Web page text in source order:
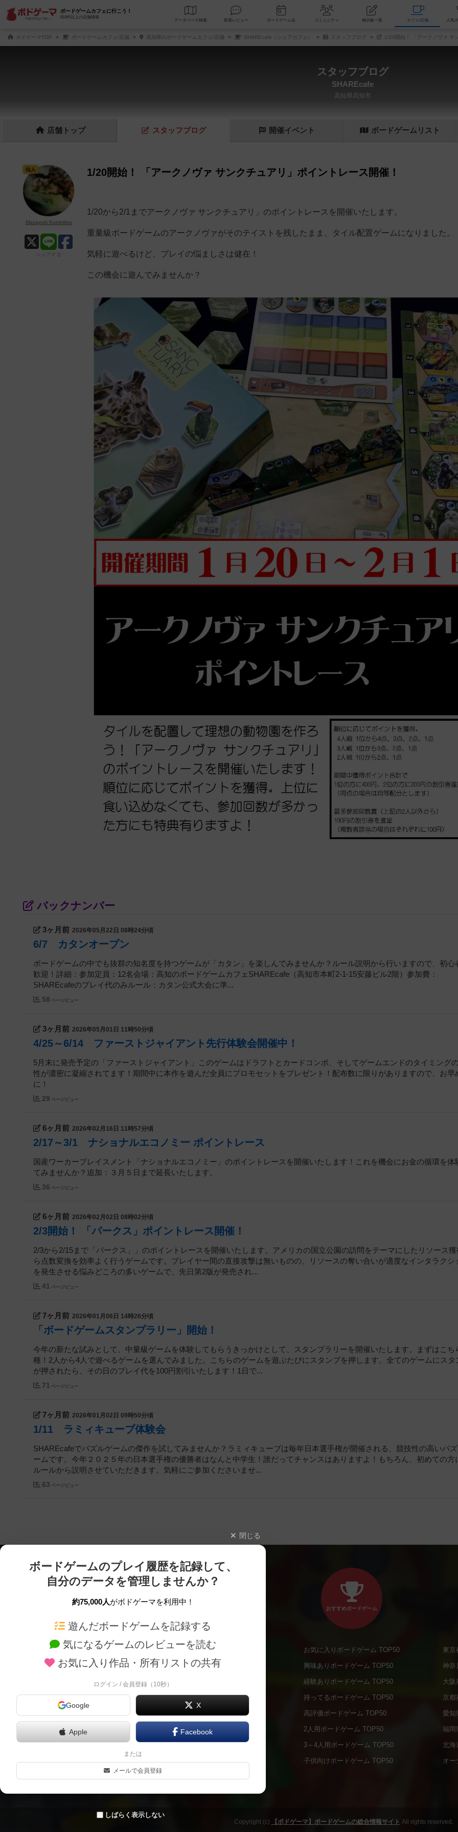
ボードゲームカフェに行こう！
610件以上の店舗情報
データベース 検索 新着レビュー ボードゲーム会 コミュニティ 掲示板一覧 カ
ボドゲーマTOP ボードゲームカフェ/店舗 高知県のボードゲームカフェ/店舗 SHAREcafe（シェアカフェ） スタッフブログ 1/20開始！ 「アークノヴァ サ
スタッフブログ
SHAREcafe
高知県高知市
店舗 トップ スタッフブログ 開催イベント ボードゲーム リスト
1/20開始！ 「アークノヴァ サンクチュアリ」ポイントレース開催！
1/20から2/1までアークノヴァ サンクチュアリ」のポイントレースを開催いたします。
重量級ボードゲームのアークノヴァがそのテイストを残したまま、タイル配置ゲームになりました。
気軽に遊べるけど、プレイの悩ましさは健在！
この機会に遊んでみませんか？
仙人
Masayuki Kunimitsu
シェアする
バックナンバー
3ヶ月前 2026年05月22日 08時24分頃
6/7 カタンオープン
ボードゲームの中でも抜群の知名度を持つゲームが「カタン」を楽しんでみませんか？ルール説明から行いますので、初心
歓迎！詳細：参加定員：12名会場：高知のボードゲームカフェSHAREcafe（高知市本町2-1-15安藤ビル2階）参加費：
SHAREcafeのプレイ代のみルール：カタン公式大会に準...
58 ページビュー
3ヶ月前 2026年05月01日 11時50分頃
4/25～6/14 ファーストジャイアント先行体験会開催中！
5月末に発売予定の「ファーストジャイアント」このゲームはドラフトとカードコンボ、そしてゲームエンドのタイミング
性が濃密に凝縮されてます！期間中に本作を遊んだ全員にプロモセットをプレゼント！配布数に限りがありますので、お早
に！
29 ページビュー
6ヶ月前 2026年02月16日 11時57分頃
2/17～3/1 ナショナルエコノミー ポイントレース
国産ワーカープレイスメント「ナショナルエコノミー」のポイントレースを開催いたします！これを機会にお金の循環を体
てみませんか？追加：３月５日まで延長いたします。
36 ページビュー
6ヶ月前 2026年02月02日 08時02分頃
2/3開始！ 「パークス」ポイントレース開催！
2/3から2/15まで「パークス」」のポイントレースを開催いたします。アメリカの国立公園の訪問をテーマにしたリソース
ら点数変換を効率よく行うゲームです。プレイヤー間の直接攻撃は無いものの、リソースの奪い合いが適度なインタラクシ
を発生させる悩みどころの多いゲームで、先日第2版が発売され...
41 ページビュー
7ヶ月前 2026年01月06日 14時26分頃
「ボードゲームスタンプラリー」開始！
今年の新たな試みとして、中量級ゲームを体験してもらうきっかけとして、スタンプラリーを開催いたします。まずはこち
種！2人から4人で遊べるゲームを選んでみました。こちらのゲームを遊ぶたびにスタンプを押します。全てのゲームにスタ
が押されたら、その日のプレイ代を100円割引いたします！1日で...
71 ページビュー
7ヶ月前 2026年01月02日 09時50分頃
1/11 ラミィキューブ体験会
SHAREcafeでパズルゲームの傑作を試してみませんか？ラミィキューブは毎年日本選手権が開催される、競技性の高いパ
ームです。今年２０２５年の日本選手権の優勝者はなんと中学生！誰だってチャンスはありますよ！もちろん、初めての方
ルールから説明させていただきます。気軽にご参加くださいませ...
63 ページビュー
閉じる
ボードゲームのプレイ履歴を記録して、
自分のデータを管理しませんか？
約75,000人がボドゲーマを利用中！
遊んだボードゲームを記録する
気になるゲームのレビューを読む
お気に入り作品・所有リストの共有
ログイン / 会員登録（10秒）
Google X
Apple Facebook
または
メールで会員登録
しばらく表示しない
ボードゲームを検索する
ボードゲームの新着レビュー
メカニクス特集
ボドとも・会員一覧
ボードゲーム業界コラム
ボドゲーマご利用案内
新作・再入荷情報
定番ボードゲームの通販商品
国産ボードゲームの通販商品
子供向けボードゲームの通販商品
20分以下のボードゲームの通販商品
60分以上のボードゲームの通販商品
割引購入！ボドクーポンについて
クラウドファンディング ボドファン
おすすめボードゲーム
お気に入りボードゲーム TOP50
興味ありボードゲーム TOP50
経験ありボードゲーム TOP50
持ってるボードゲーム TOP50
高評価ボードゲーム TOP50
2人用ボードゲーム TOP50
3～4人用ボードゲーム TOP50
子供向けボードゲーム TOP50
東京
神奈
大阪
京都
愛知
福岡
北海
オー
Copyright (c) 【ボドゲーマ】ボードゲームの総合情報サイト All rights reserved.